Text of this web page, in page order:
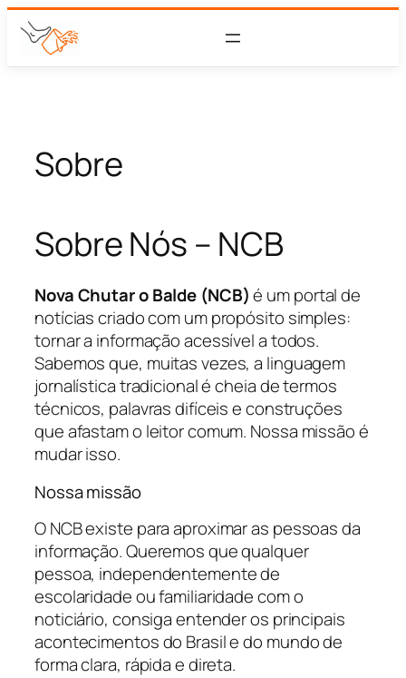
Sobre
Sobre Nós – NCB
Nova Chutar o Balde (NCB)é um portal de
notícias criado com um propósito simples:
tornar a informação acessível a todos.
Sabemos que, muitas vezes, a linguagem
jornalística tradicional é cheia de termos
técnicos, palavras difíceis e construções
que afastam o leitor comum. Nossa missão é
mudar isso.
Nossa missão
O NCB existe para aproximar as pessoas da
informação. Queremos que qualquer
pessoa, independentemente de
escolaridade ou familiaridade com o
noticiário, consiga entender os principais
acontecimentos do Brasil e do mundo de
forma clara, rápida e direta.